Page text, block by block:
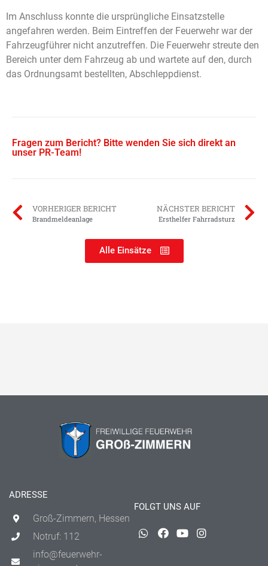
Im Anschluss konnte die ursprüngliche Einsatzstelle
angefahren werden. Beim Eintreffen der Feuerwehr war der
Fahrzeugführer nicht anzutreffen. Die Feuerwehr streute den
Bereich unter dem Fahrzeug ab und wartete auf den, durch
das Ordnungsamt bestellten, Abschleppdienst.
Fragen zum Bericht? Bitte wenden Sie sich direkt an
unser PR-Team!
VORHERIGER BERICHT
Brandmeldeanlage
NÄCHSTER BERICHT
Ersthelfer Fahrradsturz
Alle Einsätze
ADRESSE
Groß-Zimmern, Hessen
Notruf: 112
info@feuerwehr-
FOLGT UNS AUF